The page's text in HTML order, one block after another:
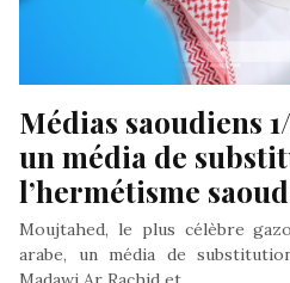
Médias saoudiens
un média de
l’hermétisme
Moujtahed, le plus célèbre
arabe, un média de